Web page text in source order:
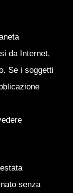
da Internet,
Se i soggetti
senza